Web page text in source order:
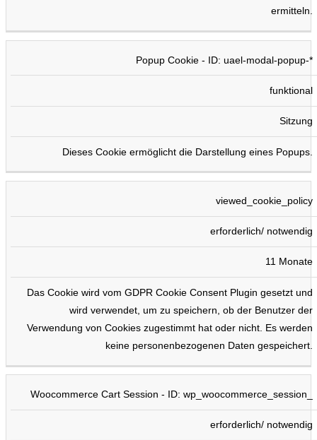
ermitteln.
Popup Cookie - ID: uael-modal-popup-*
funktional
Sitzung
Dieses Cookie ermöglicht die Darstellung eines Popups.
viewed_cookie_policy
erforderlich/ notwendig
11 Monate
Das Cookie wird vom GDPR Cookie Consent Plugin gesetzt und
wird verwendet, um zu speichern, ob der Benutzer der
Verwendung von Cookies zugestimmt hat oder nicht. Es werden
keine personenbezogenen Daten gespeichert.
Woocommerce Cart Session - ID: wp_woocommerce_session_
erforderlich/ notwendig